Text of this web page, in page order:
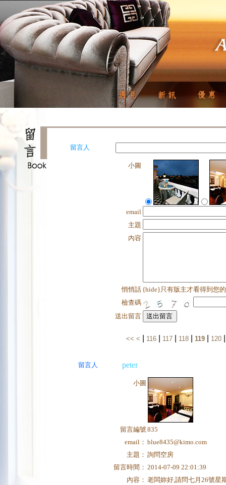
留言人
小圖
email
主題
內容
悄悄話 {hide}只有版主才看得到您
檢查碼
送出留言
<< < 116 117 118 119 120
留言人 peter
小圖
留言編號835
email： blue8435@kimo.com
主題： 詢問空房
留言時間： 2014-07-09 22:01:39
內容： 老闆妳好,請問七月26號星